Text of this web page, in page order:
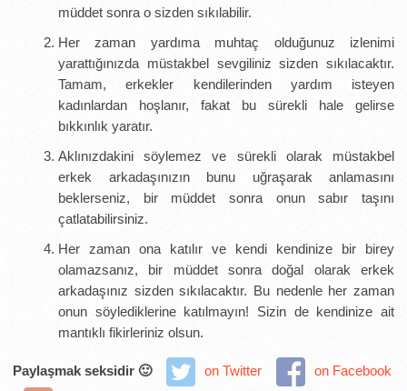
müddet sonra o sizden sıkılabilir.
Her zaman yardıma muhtaç olduğunuz izlenimi
yarattığınızda müstakbel sevgiliniz sizden sıkılacaktır.
Tamam, erkekler kendilerinden yardım isteyen
kadınlardan hoşlanır, fakat bu sürekli hale gelirse
bıkkınlık yaratır.
Aklınızdakini söylemez ve sürekli olarak müstakbel
erkek arkadaşınızın bunu uğraşarak anlamasını
beklerseniz, bir müddet sonra onun sabır taşını
çatlatabilirsiniz.
Her zaman ona katılır ve kendi kendinize bir birey
olamazsanız, bir müddet sonra doğal olarak erkek
arkadaşınız sizden sıkılacaktır. Bu nedenle her zaman
onun söylediklerine katılmayın! Sizin de kendinize ait
mantıklı fikirleriniz olsun.
Paylaşmak seksidir 🙂 on Twitter
on Facebook